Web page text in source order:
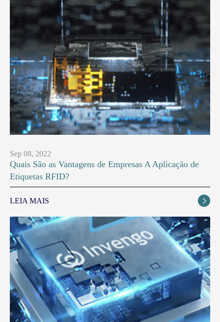
Sep 08, 2022
Quais São as Vantagens de Empresas A Aplicação de
Etiquetas RFID?
LEIA MAIS 